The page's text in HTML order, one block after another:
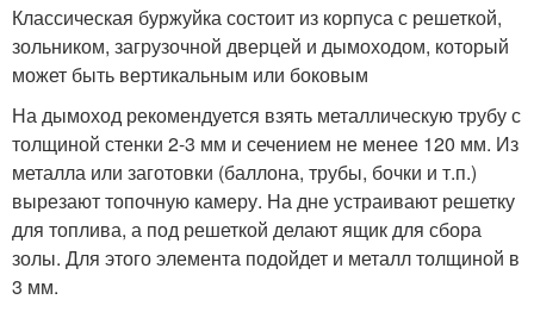
Классическая буржуйка состоит из корпуса с решеткой,
зольником, загрузочной дверцей и дымоходом, который
может быть вертикальным или боковым
На дымоход рекомендуется взять металлическую трубу с
толщиной стенки 2-3 мм и сечением не менее 120 мм. Из
металла или заготовки (баллона, трубы, бочки и т.п.)
вырезают топочную камеру. На дне устраивают решетку
для топлива, а под решеткой делают ящик для сбора
золы. Для этого элемента подойдет и металл толщиной в
3 мм.